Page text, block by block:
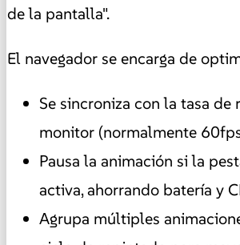
de la pantalla".
El navegador se encarga de
Se sincroniza con la tasa de
monitor (normalmente
Pausa la animación si la
activa, ahorrando batería y
Agrupa múltiples